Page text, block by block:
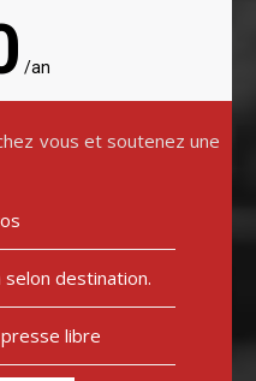
/an
vous et soutenez une
selon destination.
libre